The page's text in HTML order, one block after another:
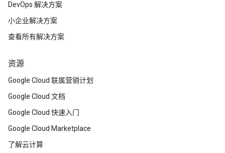
DevOps 解决方案
小企业解决方案
查看所有解决方案
资源
Google Cloud 联属营销计划
Google Cloud 文档
Google Cloud 快速入门
Google Cloud Marketplace
了解云计算